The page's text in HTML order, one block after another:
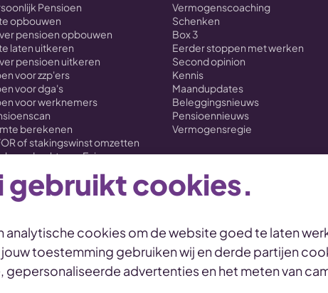
Pensioen
opbouwen
pensioen opbouwen
laten uitkeren
pensioen uitkeren
voor zzp'ers
voor dga's
voor werknemers
berekenen
of stakingswinst omzetten
naar Evi
Vermogenscoaching
Schenken
Box 3
Eerder stoppen met werken
Second opinion
Kennis
Maandupdates
Beleggingsnieuws
Pensioennieuws
Vermogensregie
Statement Toegankelijkheid Duurzaamheid
gebruikt cookies.
analytische cookies om de website goed te laten
toestemming gebruiken wij en derde partijen
advertenties en het meten van